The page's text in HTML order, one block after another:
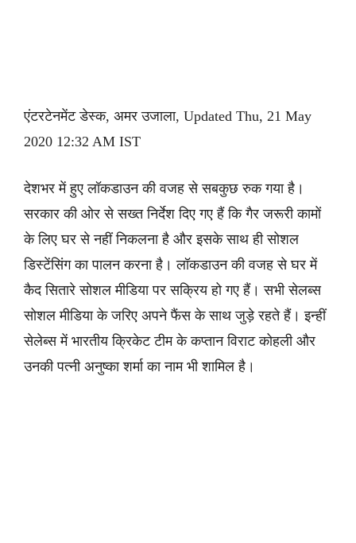
एंटरटेनमेंट डेस्क, अमर उजाला, Updated Thu, 21 May
2020 12:32 AM IST
देशभर में हुए लॉकडाउन की वजह से सबकुछ रुक गया है।
सरकार की ओर से सख्त निर्देश दिए गए हैं कि गैर जरूरी कामों
के लिए घर से नहीं निकलना है और इसके साथ ही सोशल
डिस्टेंसिंग का पालन करना है। लॉकडाउन की वजह से घर में
कैद सितारे सोशल मीडिया पर सक्रिय हो गए हैं। सभी सेलब्स
सोशल मीडिया के जरिए अपने फैंस के साथ जुड़े रहते हैं। इन्हीं
सेलेब्स में भारतीय क्रिकेट टीम के कप्तान विराट कोहली और
उनकी पत्नी अनुष्का शर्मा का नाम भी शामिल है।